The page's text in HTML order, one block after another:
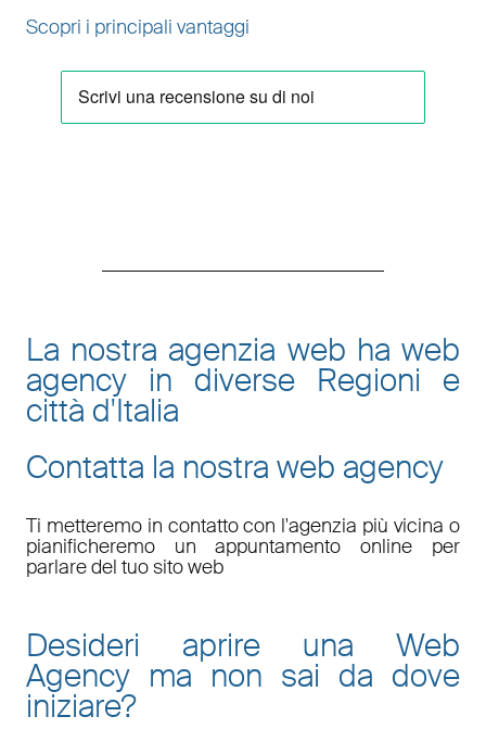
Scopri i principali vantaggi
La nostra agenzia web ha web
agency in diverse Regioni e
città d'Italia
Contatta la nostra web agency
Ti metteremo in contatto con l'agenzia più vicina o
pianificheremo un appuntamento online per
parlare del tuo sito web
Desideri aprire una Web
Agency ma non sai da dove
iniziare?